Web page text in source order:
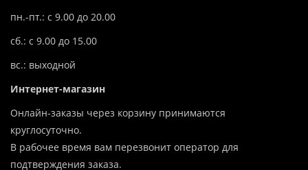
пн.-пт.: с 9.00 до 20.00
сб.: с 9.00 до 15.00
вс.: выходной
Интернет-магазин
Онлайн-заказы через корзину принимаются
круглосуточно.
В рабочее время вам перезвонит оператор для
подтверждения заказа.